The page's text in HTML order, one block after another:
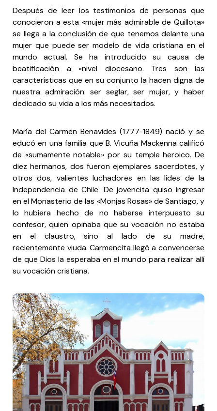
Después de leer los testimonios de personas que
conocieron a esta «mujer más admirable de Quillota»
se llega a la conclusión de que tenemos delante una
mujer que puede ser modelo de vida cristiana en el
mundo actual. Se ha introducido su causa de
beatificación a «nivel diocesano. Tres son las
características que en su conjunto la hacen digna de
nuestra admiración: ser seglar, ser mujer, y haber
dedicado su vida a los más necesitados.
María del Carmen Benavides (1777-1849) nació y se
educó en una familia que B. Vicuña Mackenna calificó
de «sumamente notable» por su temple heroico. De
diez hermanos, dos fueron ejemplares sacerdotes, y
otros dos, valientes luchadores en las lides de la
Independencia de Chile. De jovencita quiso ingresar
en el Monasterio de las «Monjas Rosas» de Santiago, y
lo hubiera hecho de no haberse interpuesto su
confesor, quien opinaba que su vocación no estaba
en el claustro, sino al lado de su madre,
recientemente viuda. Carmencita llegó a convencerse
de que Dios la esperaba en el mundo para realizar allí
su vocación cristiana.